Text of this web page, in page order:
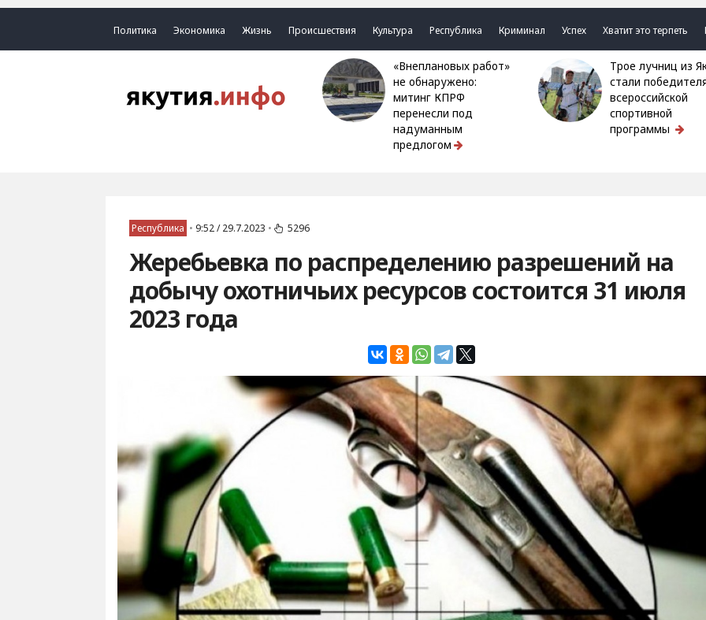
Политика Экономика Жизнь Происшествия Культура Республика Криминал Успех Хватит это терпеть
«Внеплановых работ»
не обнаружено:
митинг КПРФ
перенесли под
надуманным
предлогом
Трое лучниц из Якутии
стали
всероссийской
спортивной
программы
Республика • 9:52 / 29.7.2023 • 5296
Жеребьевка по распределению разрешений на
добычу охотничьих ресурсов состоится 31 июля
2023 года